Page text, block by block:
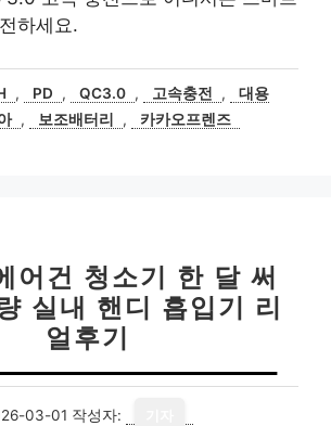
하세요.
, PD , QC3.0 , 고속충전 ,
대용
, 보조배터리 , 카카오프렌즈
어건 청소기 한 달 써
실내 핸디 흡입기 리
얼후기
03-01 작성자: